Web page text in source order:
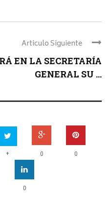
Articulo Siguiente
EN LA SECRETARÍA
GENERAL SU ...
+ 0 0
0